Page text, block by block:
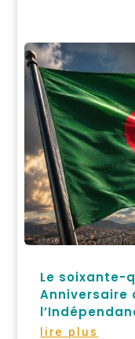
Le soixante-
Anniversaire
lire plus